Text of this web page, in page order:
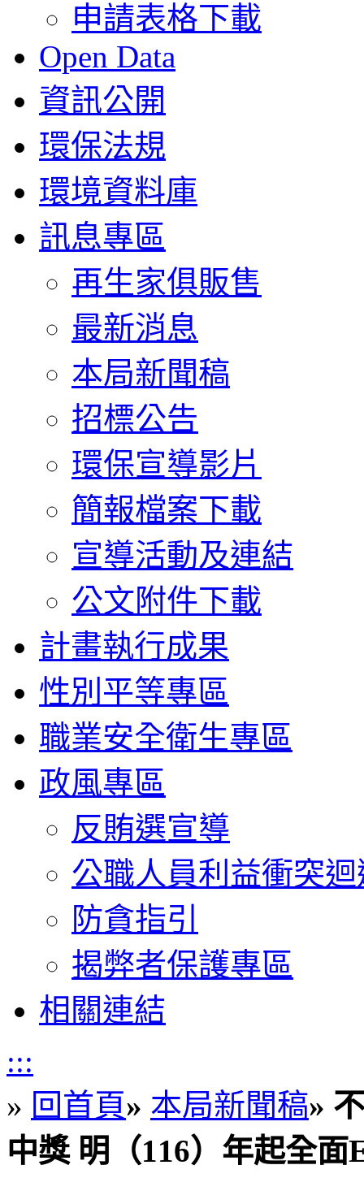
申請表格下載
Open Data
資訊公開
環保法規
環境資料庫
訊息專區
再生家俱販售
最新消息
本局新聞稿
招標公告
環保宣導影片
簡報檔案下載
宣導活動及連結
公文附件下載
計畫執行成果
性別平等專區
職業安全衛生專區
政風專區
反賄選宣導
公職人員利益衝突
防貪指引
揭弊者保護專區
相關連結
:::
» 回首頁» 本局新聞稿»
中獎 明（116）年起全